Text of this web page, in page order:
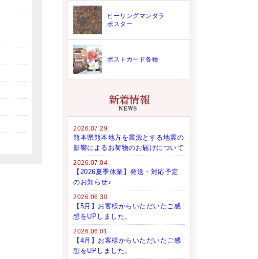
ヒーリングマンダラ
ポスター
ポストカード各種
2026.07.29
熊本県熊本地方を震源とする地震の
影響によるお荷物のお届けについて
2026.07.04
【2026夏季休業】発送・対応予定
のお知らせ♪
2026.06.30
【5月】お客様からいただいたご感
想をUPしました。
2026.06.01
【4月】お客様からいただいたご感
想をUPしました。